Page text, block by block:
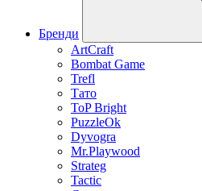
Бренди
ArtCraft
Bombat Game
Trefl
Тато
ToP Bright
PuzzleOk
Dyvogra
Mr.Playwood
Strateg
Tactic